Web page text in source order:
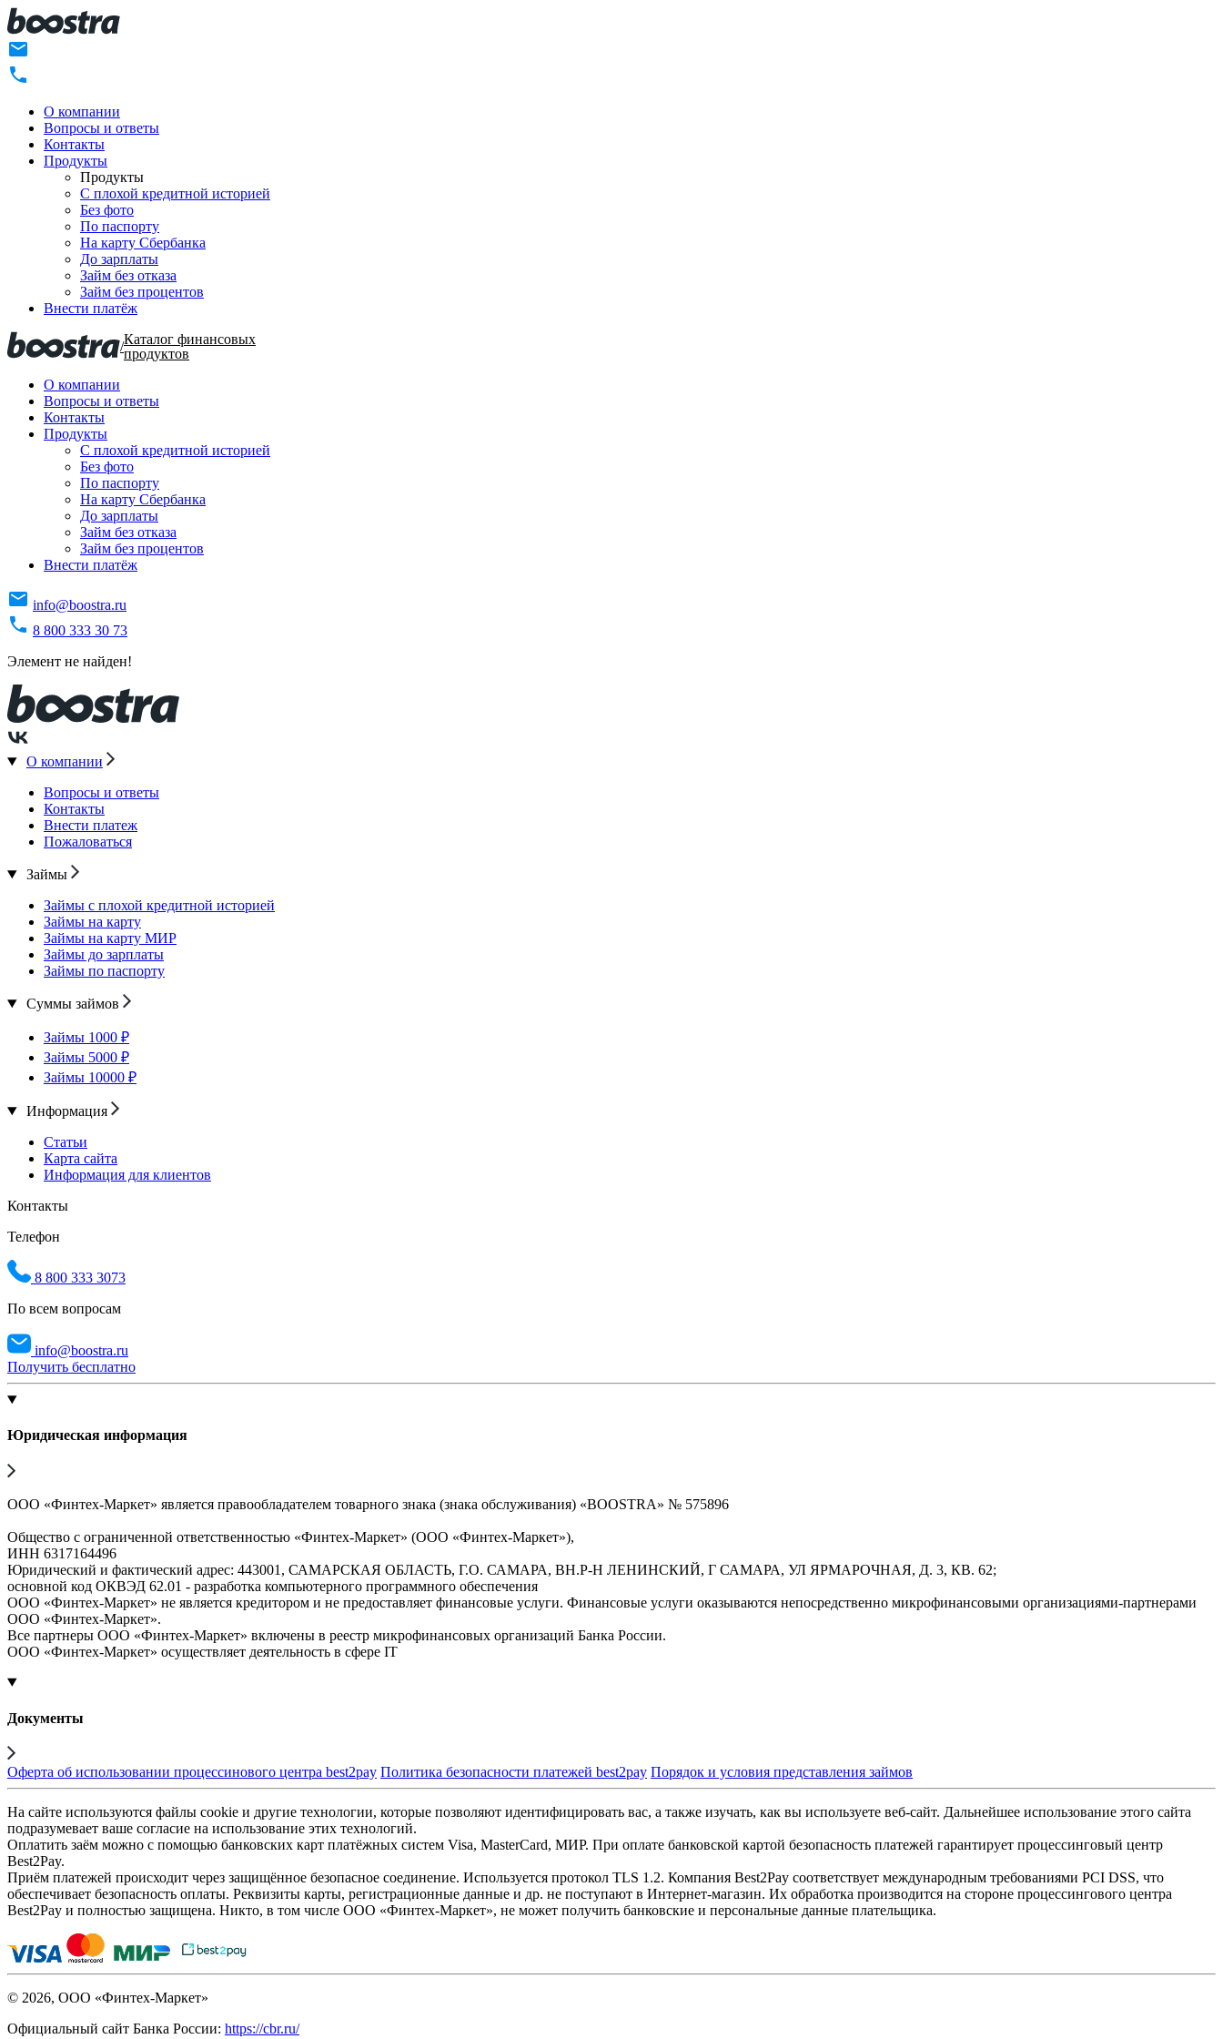
О компании
Вопросы и ответы
Контакты
Продукты
Продукты
C плохой кредитной историей
Без фото
По паспорту
На карту Сбербанка
До зарплаты
Займ без отказа
Займ без процентов
Внести платёж
/Каталог финансовых
продуктов
О компании
Вопросы и ответы
Контакты
Продукты
C плохой кредитной историей
Без фото
По паспорту
На карту Сбербанка
До зарплаты
Займ без отказа
Займ без процентов
Внести платёж
info@boostra.ru
8 800 333 30 73
Элемент не найден!
О компании
Вопросы и ответы
Контакты
Внести платеж
Пожаловаться
Займы
Займы с плохой кредитной историей
Займы на карту
Займы на карту МИР
Займы до зарплаты
Займы по паспорту
Суммы займов
Займы 1000 ₽
Займы 5000 ₽
Займы 10000 ₽
Информация
Статьи
Карта сайта
Информация для клиентов
Контакты
Телефон
8 800 333 3073
По всем вопросам
info@boostra.ru
Получить бесплатно
Юридическая информация
ООО «Финтех-Маркет» является правообладателем товарного знака (знака обслуживания) «BOOSTRA» № 575896
Общество с ограниченной ответственностью «Финтех-Маркет» (ООО «Финтех-Маркет»),
ИНН 6317164496
Юридический и фактический адрес: 443001, САМАРСКАЯ ОБЛАСТЬ, Г.О. САМАРА, ВН.Р-Н ЛЕНИНСКИЙ, Г САМАРА, УЛ ЯРМАРОЧНАЯ, Д. 3, КВ. 62;
основной код ОКВЭД 62.01 - разработка компьютерного программного обеспечения
ООО «Финтех-Маркет» не является кредитором и не предоставляет финансовые услуги. Финансовые услуги оказываются непосредственно микрофинансовыми организациями-партнерами
ООО «Финтех-Маркет».
Все партнеры ООО «Финтех-Маркет» включены в реестр микрофинансовых организаций Банка России.
ООО «Финтех-Маркет» осуществляет деятельность в сфере IT
Документы
Оферта об использовании процессинового центра best2pay Политика безопасности платежей best2pay Порядок и условия представления займов
На сайте используются файлы cookie и другие технологии, которые позволяют идентифицировать вас, а также изучать, как вы используете веб-сайт. Дальнейшее использование этого сайта
подразумевает ваше согласие на использование этих технологий.
Оплатить заём можно с помощью банковских карт платёжных систем Visa, MasterCard, МИР. При оплате банковской картой безопасность платежей гарантирует процессинговый центр
Best2Pay.
Приём платежей происходит через защищённое безопасное соединение. Используется протокол TLS 1.2. Компания Best2Pay соответствует международным требованиями PCI DSS, что
обеспечивает безопасность оплаты. Реквизиты карты, регистрационные данные и др. не поступают в Интернет-магазин. Их обработка производится на стороне процессингового центра
Best2Pay и полностью защищена. Никто, в том числе ООО «Финтех-Маркет», не может получить банковские и персональные данные плательщика.
© 2026, ООО «Финтех-Маркет»
Официальный сайт Банка России: https://cbr.ru/